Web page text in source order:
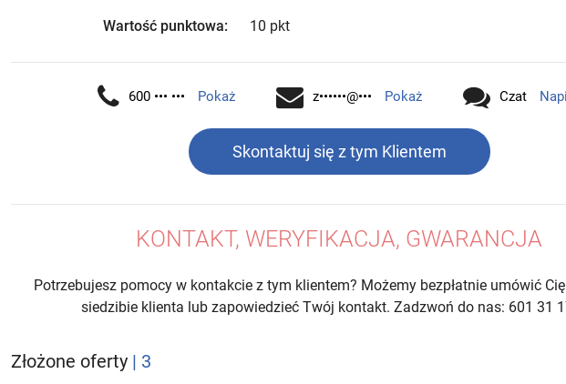
Wartość punktowa: 10 pkt
600 ••• ••• Pokaż z••••••@••• Pokaż Czat
Skontaktuj się z tym Klientem
KONTAKT, WERYFIKACJA, GWARANCJA
Potrzebujesz pomocy w kontakcie z tym klientem? Możemy bezpłatnie umówić
siedzibie klienta lub zapowiedzieć Twój kontakt. Zadzwoń do nas: 601 31
Złożone oferty | 3